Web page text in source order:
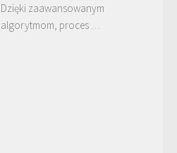
Dzięki zaawansowanym
algorytmom, proces …